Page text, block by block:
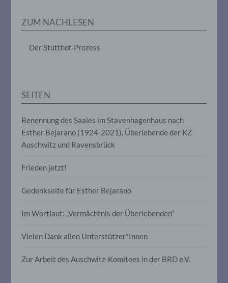
ZUM NACHLESEN
Der Stutthof-Prozess
SEITEN
Benennung des Saales im Stavenhagenhaus nach
Esther Bejarano (1924-2021), Überlebende der KZ
Auschwitz und Ravensbrück
Frieden jetzt!
Gedenkseite für Esther Bejarano
Im Wortlaut: „Vermächtnis der Überlebenden“
Vielen Dank allen Unterstützer*Innen
Zur Arbeit des Auschwitz-Komitees in der BRD e.V.
Anpassung oder Veränderung, das
Auslesen, das Abfragen, die Verwendung,
Verbreitung oder eine andere Form der
Einschränkung der Verarbeitung ist die
Markierung gespeicherter
e) Profiling
Profiling ist jede Art der automatisierten
die darin besteht, dass diese
werden, um bestimmte persönliche
Aspekte, die sich auf eine natürliche